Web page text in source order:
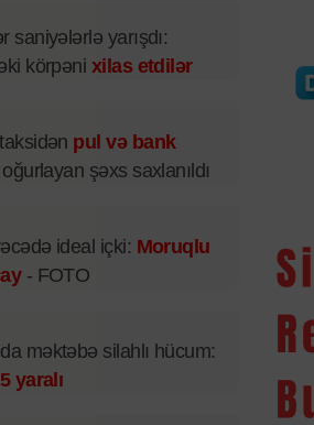
saniyələrlə yarışdı:
körpəni xilas etdilər
pul və bank
oğurlayan şəxs saxlanıldı
ideal içki: Moruqlu
- FOTO
məktəbə silahlı hücum:
yaralı